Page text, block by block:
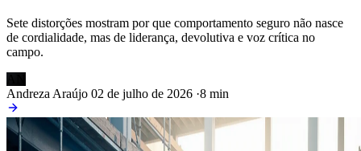
Sete distorções mostram por que comportamento seguro não nasce
de cordialidade, mas de liderança, devolutiva e voz crítica no
campo.
Andreza Araújo 02 de julho de 2026 ·8 min